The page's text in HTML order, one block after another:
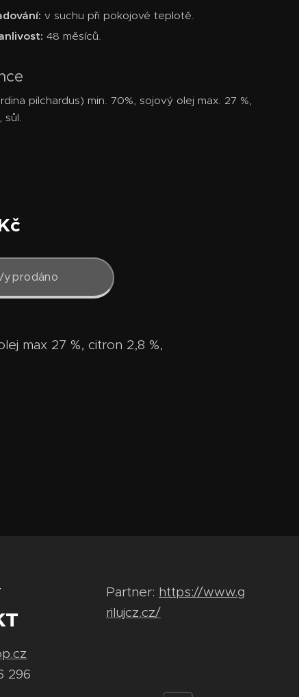
v suchu při pokojové teplotě.
48 měsíců.
pilchardus) min. 70%, sojový olej max. 27 %,
sůl.
max 27 %, citron 2,8 %,
296
Partner: https://www.g
rilujcz.cz/